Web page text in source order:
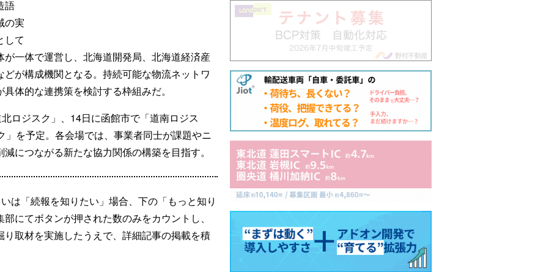
語
の実
して
一体で運営し、北海道開発局、北海道経済産
が構成機関となる。持続可能な物流ネットワ
体的な連携策を検討する枠組みだ。
ロジスク」、14日に函館市で「道南ロジス
」を予定。各会場では、事業者同士が課題やニ
につながる新たな協力関係の構築を目指す。
は「続報を知りたい」場合、下の「もっと知り
にてボタンが押された数のみをカウントし、
取材を実施したうえで、詳細記事の掲載を積